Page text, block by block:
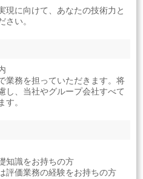
現に向けて、あなたの技術力と
さい。
業務を担っていただきます。将
し、当社やグループ会社すべて
す。
知識をお持ちの方
評価業務の経験をお持ちの方